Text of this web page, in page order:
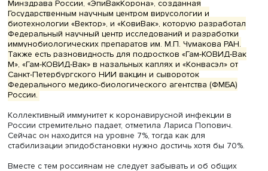
Даже зарубежные источники информации признают
преимущество российских вакцин, созданных на
изученных и эффективных платформах, говорит
вакцины работают значительно лучше, чем
вакцины с использованием генетических технологий,
которые, как показало их практическое применение,
весьма тяжелые побочные эффекты.
На сегодняшний день в России зарегистрированы и
используются четыре отечественные вакцины от
«Гам-КОВИД-Вак» (торговая марка «Спутник V») и
Лайт», разработанные Национальным